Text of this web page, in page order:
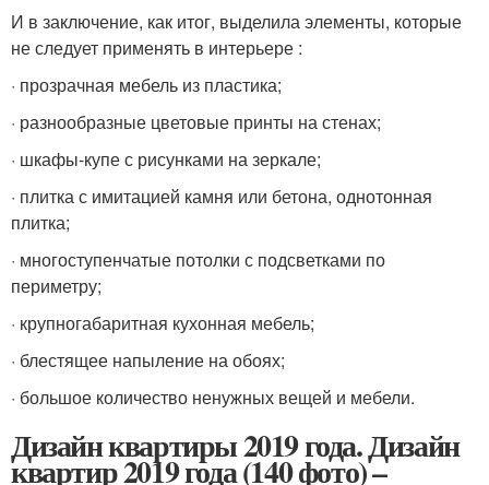
И в заключение, как итог, выделила элементы, которые
не следует применять в интерьере :
· прозрачная мебель из пластика;
· разнообразные цветовые принты на стенах;
· шкафы-купе с рисунками на зеркале;
· плитка с имитацией камня или бетона, однотонная
плитка;
· многоступенчатые потолки с подсветками по
периметру;
· крупногабаритная кухонная мебель;
· блестящее напыление на обоях;
· большое количество ненужных вещей и мебели.
Дизайн квартиры 2019 года. Дизайн
квартир 2019 года (140 фото) –